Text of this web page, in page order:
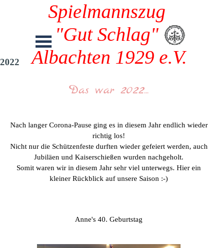
Spielmannszug
"Gut Schlag"
Albachten 1929 e.V.
2022
Das war 2022...
Nach langer Corona-Pause ging es in diesem Jahr endlich wieder
richtig los!
Nicht nur die Schützenfeste durften wieder gefeiert werden, auch
Jubiläen und Kaiserschießen wurden nachgeholt.
Somit waren wir in diesem Jahr sehr viel unterwegs. Hier ein
kleiner Rückblick auf unsere Saison :-)
Anne's 40. Geburtstag